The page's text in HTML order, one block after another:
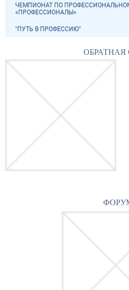
ЧЕМПИОНАТ ПО
«ПРОФЕССИОНАЛЫ»
"ПУТЬ В ПРОФЕССИЮ"
ОБРАТНАЯ